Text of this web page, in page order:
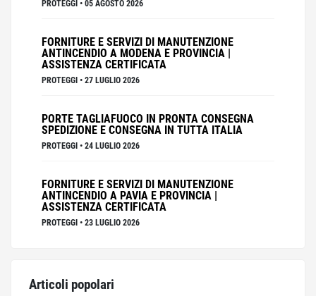
PROTEGGI • 05 AGOSTO 2026
FORNITURE E SERVIZI DI MANUTENZIONE
ANTINCENDIO A MODENA E PROVINCIA |
ASSISTENZA CERTIFICATA
PROTEGGI • 27 LUGLIO 2026
PORTE TAGLIAFUOCO IN PRONTA CONSEGNA
SPEDIZIONE E CONSEGNA IN TUTTA ITALIA
PROTEGGI • 24 LUGLIO 2026
FORNITURE E SERVIZI DI MANUTENZIONE
ANTINCENDIO A PAVIA E PROVINCIA |
ASSISTENZA CERTIFICATA
PROTEGGI • 23 LUGLIO 2026
Articoli popolari